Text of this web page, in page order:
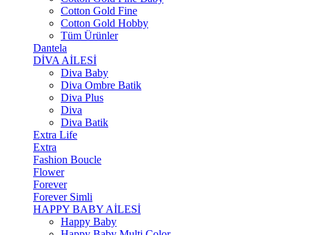
Cotton Gold Fine
Cotton Gold Hobby
Tüm Ürünler
Dantela
DİVA AİLESİ
Diva Baby
Diva Ombre Batik
Diva Plus
Diva
Diva Batik
Extra Life
Extra
Fashion Boucle
Flower
Forever
Forever Simli
HAPPY BABY AİLESİ
Happy Baby